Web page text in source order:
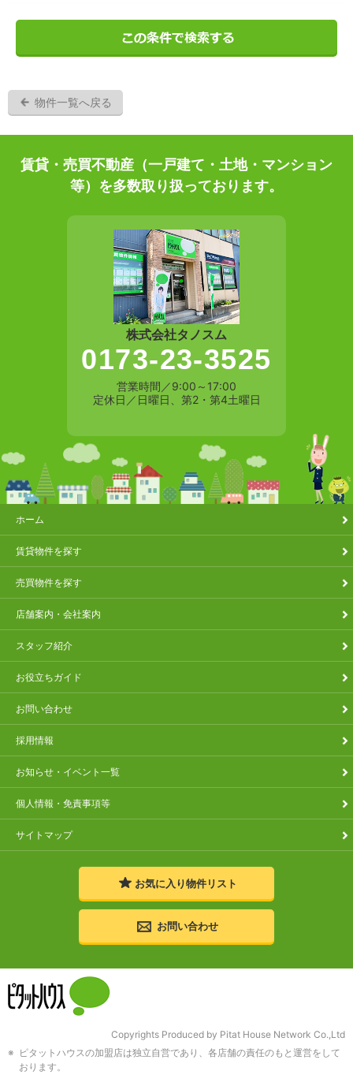
物件一覧へ戻る
賃貸・売買不動産（一戸建て・土地・マンション
等）を多数取り扱っております。
株式会社タノスム
0173-23-3525
営業時間／9:00～17:00
定休日／日曜日、第2・第4土曜日
ホーム
賃貸物件を探す
売買物件を探す
店舗案内・会社案内
スタッフ紹介
お役立ちガイド
お問い合わせ
採用情報
お知らせ・イベント一覧
個人情報・免責事項等
サイトマップ
お気に入り物件リスト
お問い合わせ
Copyrights Produced by Pitat House Network Co.,Ltd
ピタットハウスの加盟店は独立自営であり、各店舗の責任のもと運営をして
おります。